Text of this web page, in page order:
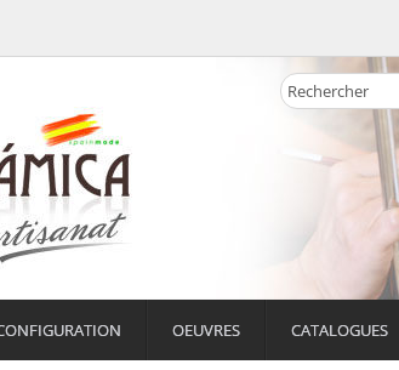
OEUVRES CATALOGUES